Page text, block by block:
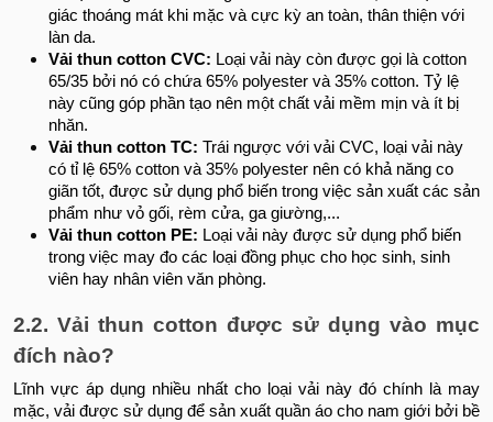
giác thoáng mát khi mặc và cực kỳ an toàn, thân thiện với
làn da.
Vải thun cotton CVC: Loại vải này còn được gọi là cotton
65/35 bởi nó có chứa 65% polyester và 35% cotton. Tỷ lệ
này cũng góp phần tạo nên một chất vải mềm mịn và ít bị
nhăn.
Vải thun cotton TC: Trái ngược với vải CVC, loại vải này
có tỉ lệ 65% cotton và 35% polyester nên có khả năng co
giãn tốt, được sử dụng phổ biến trong việc sản xuất các sản
phẩm như vỏ gối, rèm cửa, ga giường,...
Vải thun cotton PE: Loại vải này được sử dụng phổ biến
trong việc may đo các loại đồng phục cho học sinh, sinh
viên hay nhân viên văn phòng.
2.2. Vải thun cotton được sử dụng vào mục
đích nào?
Lĩnh vực áp dụng nhiều nhất cho loại vải này đó chính là may
mặc, vải được sử dụng để sản xuất quần áo cho nam giới bởi bề